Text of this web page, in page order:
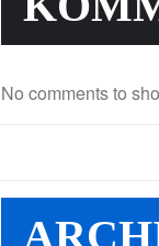
No comments to